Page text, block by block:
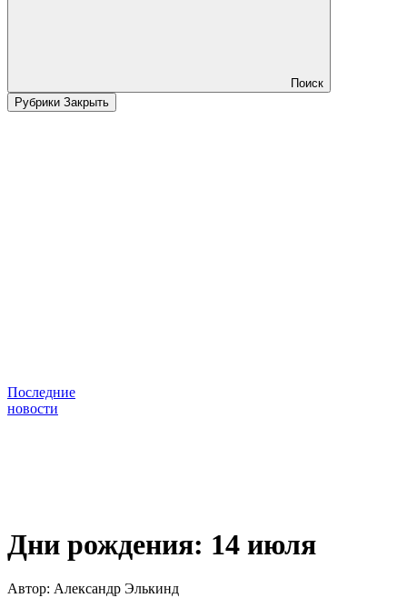
Поиск
Рубрики Закрыть
Последние
новости
Дни рождения: 14 июля
Автор: Александр Элькинд